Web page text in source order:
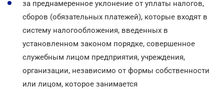
за преднамеренное уклонение от уплаты налогов,
сборов (обязательных платежей), которые входят в
систему налогообложения, введенных в
установленном законом порядке, совершенное
служебным лицом предприятия, учреждения,
организации, независимо от формы собственности
или лицом, которое занимается